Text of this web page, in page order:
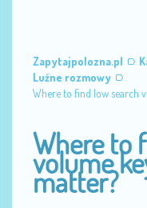
Zapytajpolozna.pl
Luźne rozmowy
Where to find low search
Where to
volume
matter?